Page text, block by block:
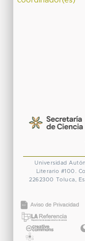
Universidad
Literario #100.
2262300 Toluca,